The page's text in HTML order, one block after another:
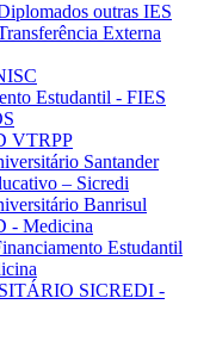
outras IES
Externa
Estudantil - FIES
VTRPP
Santander
– Sicredi
Banrisul
- Medicina
Estudantil
SICREDI -